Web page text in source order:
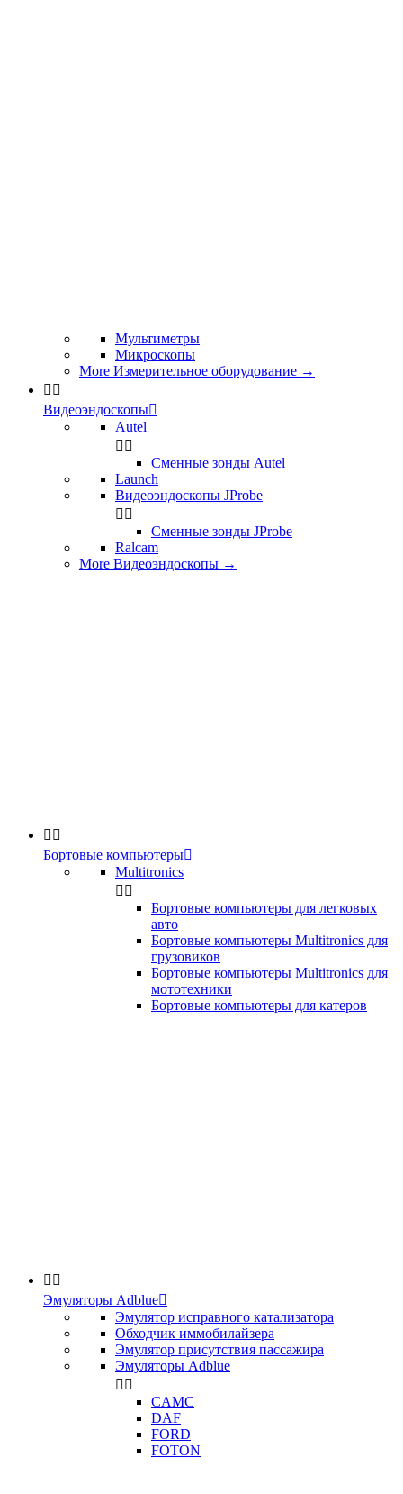
Мультиметры
Микроскопы
More Измерительное оборудование →
 
Видеоэндоскопы
Autel
 
Сменные зонды Autel
Launch
Видеоэндоскопы JProbe
 
Сменные зонды JProbe
Ralcam
More Видеоэндоскопы →
 
Бортовые компьютеры
Multitronics
 
Бортовые компьютеры для легковых
авто
Бортовые компьютеры Multitronics для
грузовиков
Бортовые компьютеры Multitronics для
мототехники
Бортовые компьютеры для катеров
 
Эмуляторы Adblue
Эмулятор исправного катализатора
Обходчик иммобилайзера
Эмулятор присутствия пассажира
Эмуляторы Adblue
 
CAMC
DAF
FORD
FOTON